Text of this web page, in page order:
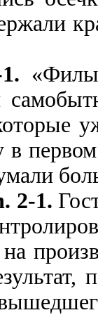
в
2-1.
на